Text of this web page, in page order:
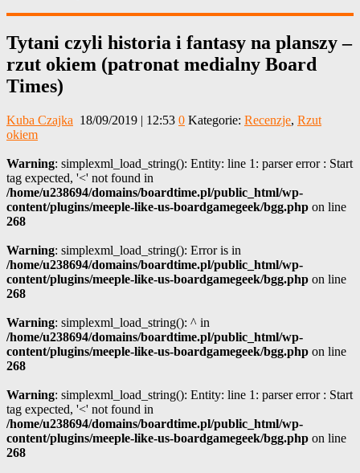
Tytani czyli historia i fantasy na planszy –
rzut okiem (patronat medialny Board
Times)
Kuba Czajka 18/09/2019 | 12:53 0 Kategorie: Recenzje, Rzut
okiem
Warning: simplexml_load_string(): Entity: line 1: parser error : Start
tag expected, '<' not found in
/home/u238694/domains/boardtime.pl/public_html/wp-
content/plugins/meeple-like-us-boardgamegeek/bgg.php on line
268
Warning: simplexml_load_string(): Error is in
/home/u238694/domains/boardtime.pl/public_html/wp-
content/plugins/meeple-like-us-boardgamegeek/bgg.php on line
268
Warning: simplexml_load_string(): ^ in
/home/u238694/domains/boardtime.pl/public_html/wp-
content/plugins/meeple-like-us-boardgamegeek/bgg.php on line
268
Warning: simplexml_load_string(): Entity: line 1: parser error : Start
tag expected, '<' not found in
/home/u238694/domains/boardtime.pl/public_html/wp-
content/plugins/meeple-like-us-boardgamegeek/bgg.php on line
268